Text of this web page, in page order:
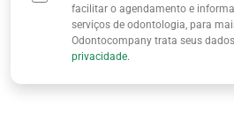
facilitar o agendamento e
serviços de odontologia, para
Odontocompany trata seus
privacidade.